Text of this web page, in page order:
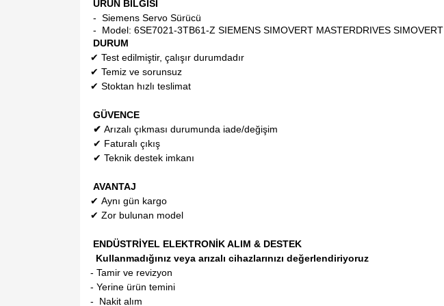
ÜRÜN BİLGİSİ
- Siemens Servo Sürücü
- Model: 6SE7021-3TB61-Z SIEMENS SIMOVERT MASTERDRIVES SIMOVERT
DURUM
✔ Test edilmiştir, çalışır durumdadır
✔ Temiz ve sorunsuz
✔ Stoktan hızlı teslimat
GÜVENCE
✔ Arızalı çıkması durumunda iade/değişim
✔ Faturalı çıkış
✔ Teknik destek imkanı
AVANTAJ
✔ Aynı gün kargo
✔ Zor bulunan model
ENDÜSTRİYEL ELEKTRONİK ALIM & DESTEK
Kullanmadığınız veya arızalı cihazlarınızı değerlendiriyoruz
- Tamir ve revizyon
- Yerine ürün temini
- Nakit alım